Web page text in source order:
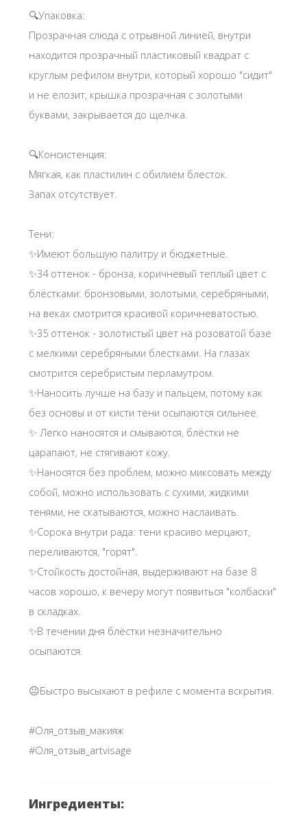
🔍Упаковка:
Прозрачная слюда с отрывной линией, внутри
находится прозрачный пластиковый квадрат с
круглым рефилом внутри, который хорошо "сидит"
и не елозит, крышка прозрачная с золотыми
буквами, закрывается до щелчка.
🔍Консистенция:
Мягкая, как пластилин с обилием блесток.
Запах отсутствует.
Тени:
✨️Имеют большую палитру и бюджетные.
✨️34 оттенок - бронза, коричневый теплый цвет с
блёстками: бронзовыми, золотыми, серебряными,
на веках смотрится красивой коричневатостью.
✨️35 оттенок - золотистый цвет на розоватой базе
с мелкими серебряными блестками. На глазах
смотрится серебристым перламутром.
✨️Наносить лучше на базу и пальцем, потому как
без основы и от кисти тени осыпаются сильнее.
✨️ Легко наносятся и смываются, блёстки не
царапают, не стягивают кожу.
✨️Наносятся без проблем, можно миксовать между
собой, можно использовать с сухими, жидкими
тенями, не скатываются, можно наслаивать.
✨️Сорока внутри рада: тени красиво мерцают,
переливаются, "горят".
✨️Стойкость достойная, выдерживают на базе 8
часов хорошо, к вечеру могут появиться "колбаски"
в складках.
✨️В течении дня блёстки незначительно
осыпаются.
😐Быстро высыхают в рефиле с момента вскрытия.
#Оля_отзыв_макияж
#Оля_отзыв_artvisage
Ингредиенты: